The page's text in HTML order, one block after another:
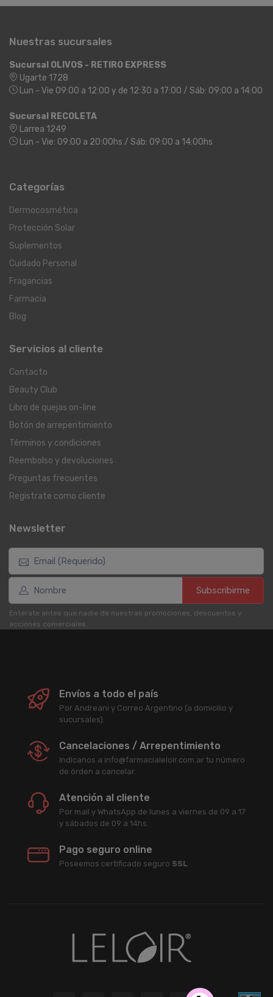
Nuestras sucursales
Sucursal OLIVOS - RETIRO EXPRESS
Ugarte 1728
Lun - Vie 09:00 a 12:00 y de 12:30 a 17:00 / Sáb: 09:00 a 14:00
Sucursal RECOLETA
Larrea 1249
Lun - Vie: 09:00 a 20:00hs / Sáb: 09:00 a 14:00hs
Categorías
Dermocosmética
Protección Solar
Suplementos
Cuidado Personal
Fragancias
Farmacia
Blog
Servicios al cliente
Contacto
Beauty Club
Libro de quejas on-line
Botón de arrepentimiento
Términos y condiciones
Reembolso y devoluciones
Preguntas frecuentes
Registrate como cliente
Newsletter
Subscribirme
Enterate antes que nadie de nuestras promociones, descuentos y
acciones comerciales.
Envíos a todo el país
Por Andreani y Correo Argentino (a domicilio y
sucursales).
Cancelaciones / Arrepentimiento
Indicanos a info@farmacialeloir.com.ar tu número
de órden a cancelar.
Atención al cliente
Por mail y WhatsApp de lunes a viernes de 09 a 17
y sábados de 09 a 14hs.
Pago seguro online
Poseemos certificado seguro SSL